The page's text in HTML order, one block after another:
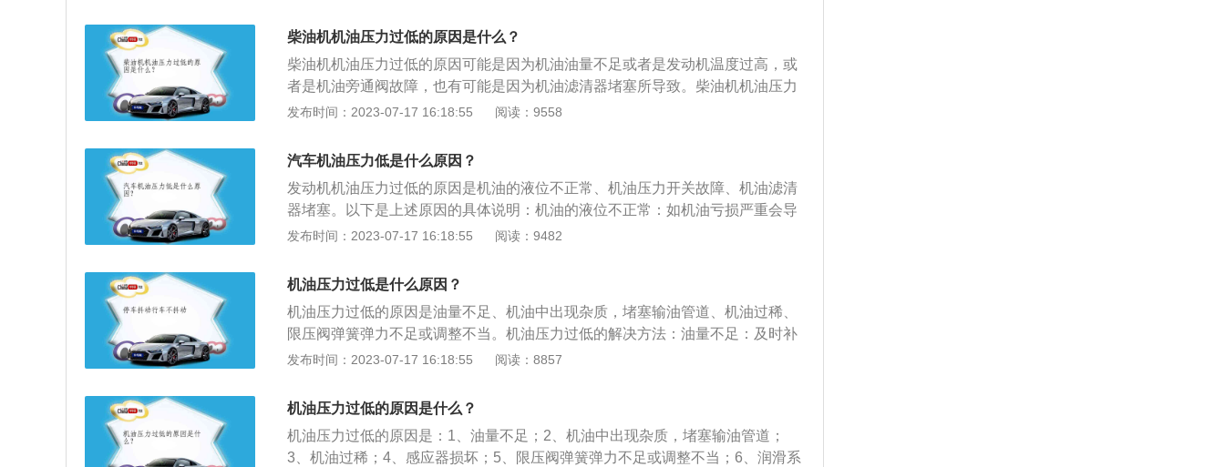
油过稀时，其粘度会大大降低，机油就容易从各个零部件的间隙中泄漏出去，导
致机油压力过低的现象。这种情况也要重新更换机油，或者添加更加粘稠的机
油；4、机油感应器损坏时，会造成对机油量的误判。这种情况要更换机油感应
器或找专业人士对其进行维修。应清洗吸油盘，另换新机油。5、发动机温度过
高:如果发动机冷却系统水垢过多、散热不良、长期超负荷运转或喷油泵供油时间
漏，导致压力下降。6、机油旁通阀故障:机油旁通阀的设计是为了维持主油路的
正常油压。如果油旁通阀的调压弹簧软化或调整不当，阀座与钢球的配合面磨损
或卡死，阀门关闭不严密，油压就会下降。7、滤油器堵塞:当滤油器堵塞无法循
定过高，滤油器堵塞时不会及时开启，油泵压力增大，内漏增加，油压降低。
柴油机机油压力过低的原因是什么？
柴油机机油压力过低的原因可能是因为机油油量不足或者是发动机温度过高，或
者是机油旁通阀故障，也有可能是因为机油滤清器堵塞所导致。柴油机机油压力
过低会导致发动机磨损严重，严重影响其使用寿命。以下为详细介绍：机油油量
使机油压力下降，曲轴与轴承、缸套与活塞都会由于润滑不良而加剧磨损。发动
机温度过高：如果发动机冷却系水垢过多、散热不良、长时间超负荷作业或者喷
油泵的供油时间过迟等都会使发动机过热，加速机油的老化、变质、变稀，从各
配合间隙中泄漏，压力降低。机油旁通阀故障：机油旁通阀是为了保持主油道的
正常油压，如果其调压弹簧软化或调整不当，阀座与钢球的配合面磨损或者被卡
能流通时设在其底座上的旁通阀被打开，机油不经过滤直接进入主油道。如果旁
通阀的开启压力设定过高，当机油滤清器被堵塞时就不能及时打开，机油泵压力
就会上升，内漏就会增加，机油压力就会下降。
发布时间：2023-07-17 16:18:55 阅读：9558
汽车机油压力低是什么原因？
发动机机油压力过低的原因是机油的液位不正常、机油压力开关故障、机油滤清
器堵塞。以下是上述原因的具体说明：机油的液位不正常：如机油亏损严重会导
致机油压力过低的状态。需要确认发动机有无外部部件泄漏，内部泄漏烧机油现
压力开关，发动机线束，组合仪表这三个部件是否正常，也就是发动机机油压力
用压力表测量在标准范围之内，并没有出现机油压力过低的情况。但由于电气原
件出现问题，导致的组合仪表指示灯点亮提示机油压力过低。机油滤清器堵塞：
机油滤清器出现了堵塞或由于更换了质量不达标或不匹配的备件导致。还有就是
机油滤清器的旁通阀损坏或堵塞导致。
发布时间：2023-07-17 16:18:55 阅读：9482
机油压力过低是什么原因？
机油压力过低的原因是油量不足、机油中出现杂质，堵塞输油管道、机油过稀、
限压阀弹簧弹力不足或调整不当。机油压力过低的解决方法：油量不足：及时补
充汽油。机油出现杂质：如果机油中有杂质，需要抽出原汽油并清洗油箱，然后
相应标号的汽油。限压阀弹簧弹力不足或调整不当：需要重新调整参数或者更换
弹簧。机油压力低会导致的后果：造成曲轴、连杆及凸轮轴的轴承润滑不良、发
动机会出现异响、运转不稳及动力下降、重要摩擦部位润滑不良会造成局部过
发布时间：2023-07-17 16:18:55 阅读：8857
机油压力过低的原因是什么？
机油压力过低的原因是：1、油量不足；2、机油中出现杂质，堵塞输油管道；
3、机油过稀；4、感应器损坏；5、限压阀弹簧弹力不足或调整不当；6、润滑系